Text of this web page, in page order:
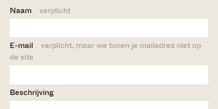
Naam verplicht
E-mail verplicht, maar we tonen je mailadres niet op
de site
Beschrijving